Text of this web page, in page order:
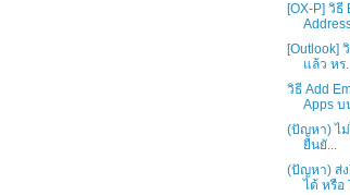
[OX-P] วิ
[Outlook]
แล้ว หร
วิธี Add
Apps บ
(ปัญหา) ไม่
ยืนยั...
(ปัญหา) ส่ง
ได้ หรือ